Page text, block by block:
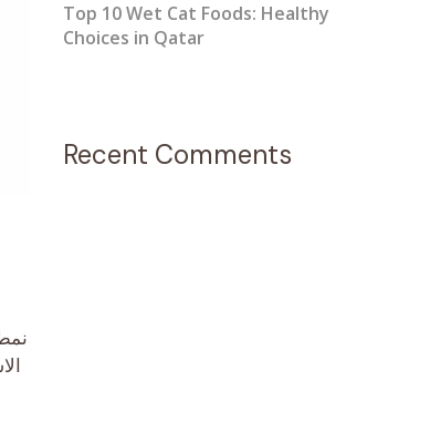
Top 10 Wet Cat Foods: Healthy
Choices in Qatar
Recent Comments